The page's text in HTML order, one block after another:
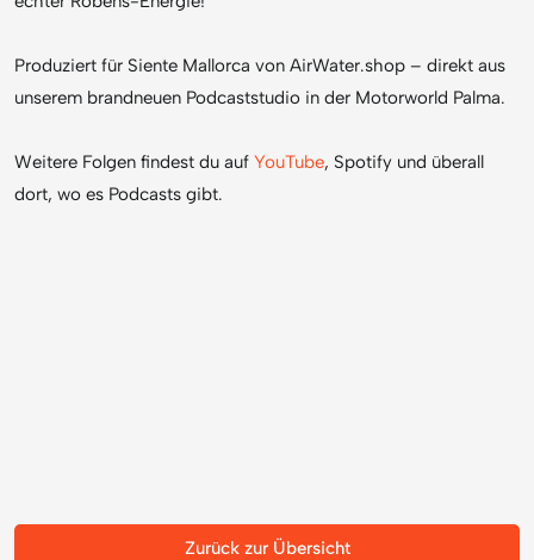
Produziert für Siente Mallorca von AirWater.shop – direkt aus
unserem brandneuen Podcaststudio in der Motorworld Palma.
Weitere Folgen findest du auf YouTube, Spotify und überall
dort, wo es Podcasts gibt.
Zurück zur Übersicht